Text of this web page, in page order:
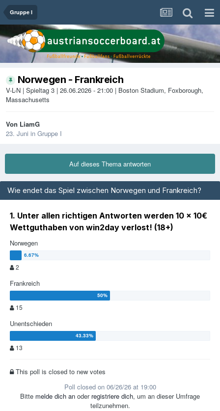
Gruppe I
Norwegen - Frankreich
V-L-N | Spieltag 3 | 26.06.2026 - 21:00 | Boston Stadium, Foxborough,
Massachusetts
Von LiamG
23. Juni in Gruppe I
Auf dieses Thema antworten
Wie endet das Spiel zwischen Norwegen und Frankreich?
1. Unter allen richtigen Antworten werden 10 x 10€
Wettguthaben von win2day verlost! (18+)
Norwegen
2
Frankreich
15
Unentschieden
13
This poll is closed to new votes
Bitte melde dich an oder registriere dich, um an dieser Umfrage
teilzunehmen.
Poll closed on 06/26/26 at 19:00